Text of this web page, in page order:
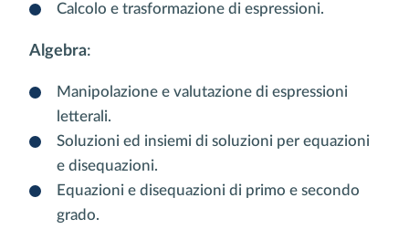
Calcolo e trasformazione di espressioni.
Algebra:
Manipolazione e valutazione di espressioni
letterali.
Soluzioni ed insiemi di soluzioni per equazioni
e disequazioni.
Equazioni e disequazioni di primo e secondo
grado.